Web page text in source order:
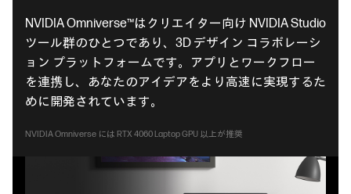
NVIDIA Omniverse™はクリエイター向け NVIDIA Studio
ツール群のひとつであり、3D デザイン コラボレーシ
ョン プラットフォームです。アプリとワークフロー
を連携し、あなたのアイデアをより高速に実現するた
めに開発されています。
NVIDIA Omniverse には RTX 4060 Laptop GPU 以上が推奨